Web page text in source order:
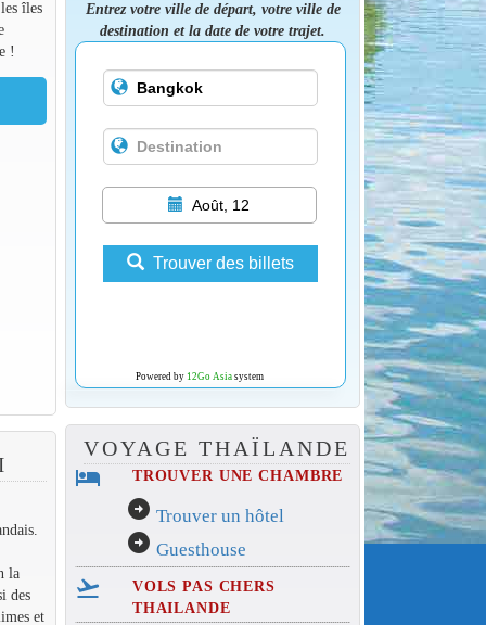
îles
!
la
des
et
Entrez votre ville de départ, votre ville de
destination et la date de votre trajet.
Août, 12
Trouver des billets
Powered by 12Go Asiasystem
VOYAGE THAÏLANDE
hotel TROUVER UNE CHAMBRE
arrow_circle_right Trouver un hôtel
arrow_circle_right Guesthouse
flight_takeoff
VOLS PAS CHERS
THAILANDE